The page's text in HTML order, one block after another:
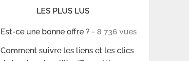
LES PLUS LUS
Est-ce une bonne offre ? - 8 736 vues
Comment suivre les liens et les clics